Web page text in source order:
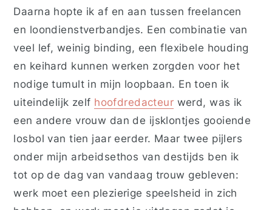
Daarna hopte ik af en aan tussen freelancen
en loondienstverbandjes. Een combinatie van
veel lef, weinig binding, een flexibele houding
en keihard kunnen werken zorgden voor het
nodige tumult in mijn loopbaan. En toen ik
uiteindelijk zelf hoofdredacteur werd, was ik
een andere vrouw dan de ijsklontjes gooiende
losbol van tien jaar eerder. Maar twee pijlers
onder mijn arbeidsethos van destijds ben ik
tot op de dag van vandaag trouw gebleven:
werk moet een plezierige speelsheid in zich